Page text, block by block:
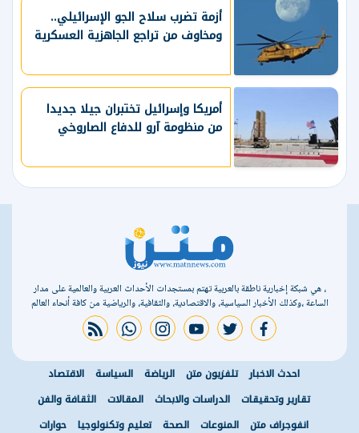
أزمة تضرب سلاح الجو الإسرائيلي..
ومخاوف من تراجع الجاهزية العسكرية
أمريكا وإسرائيل تختبران جيلا جديدا
من منظومة آرو للدفاع الصاروخي
، هي شبكة إخبارية ناطقة بالعربية تهتم بمستجدات الأحداث العربية والعالمية على مدار
الساعة ،وكذلك الأخبار السياسية، والاقتصادية، والثقافية، والرياضية من كافة أنحاء العالم
facebook
twitter
youtube
instagram
whatsapp
rss feed
احدث الاخبار تلفزيون متن الرياضة السياسة
الاقتصاد
تقارير وتحقيقات
الدراسات والابحاث المقالات
الثقافة والفن
انفوجراف متن
المنوعات الصحة تعليم وتكنولوجيا حوارات